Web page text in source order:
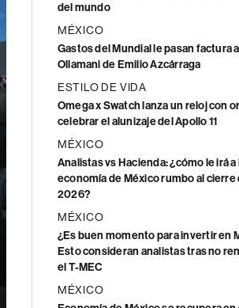
del mundo
MÉXICO
Gastos del Mundial le pasan factura a
Ollamani de Emilio Azcárraga
ESTILO DE VIDA
Omega x Swatch lanza un reloj con
celebrar el alunizaje del Apollo 11
MÉXICO
Analistas vs Hacienda: ¿cómo le irá a
economía de México rumbo al cierre
2026?
MÉXICO
¿Es buen momento para invertir en
Esto consideran analistas tras no
el T-MEC
MÉXICO